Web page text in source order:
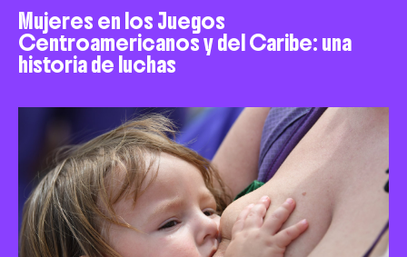
Mujeres en los Juegos
Centroamericanos y del Caribe: una
historia de luchas